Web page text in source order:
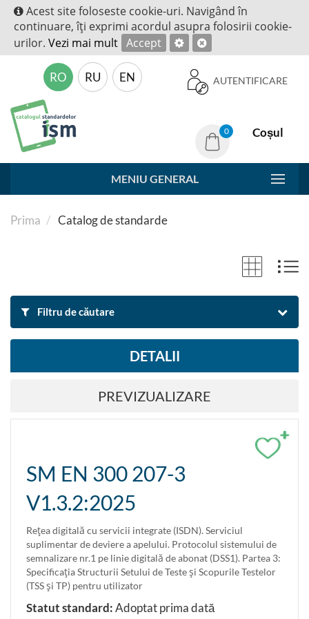
Acest site foloseste cookie-uri. Navigând în
continuare, îţi exprimi acordul asupra folosirii cookie-
urilor. Vezi mai mult Accept
AUTENTIFICARE
RO RU EN
0 Coșul
MENIU GENERAL
Prima Catalog de standarde
Filtru de căutare
DUPĂ DENUMIRE ȘI DESCRIERE
Căutare Resetare filtre
DUPĂ DOMENIU
Tehnologia informației și telecomunicații
DUPĂ CLASIFICARE
Caută după clasificare ICS
DETALII
PREVIZUALIZARE
+
SM EN 300 207-3
V1.3.2:2025
Reţea digitală cu servicii integrate (ISDN). Serviciul
suplimentar de deviere a apelului. Protocolul sistemului de
semnalizare nr.1 pe linie digitală de abonat (DSS1). Partea 3:
Specificaţia Structurii Setului de Teste şi Scopurile Testelor
(TSS şi TP) pentru utilizator
Statut standard:Adoptat prima dată